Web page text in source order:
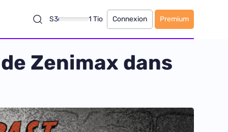
S3 1 Tio Connexion Premium
Zenimax dans